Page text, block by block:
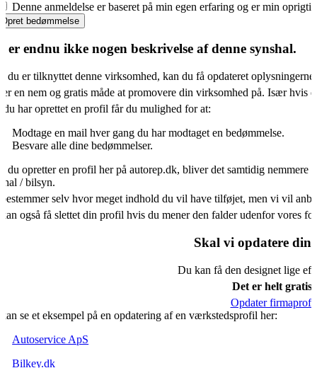
Denne anmeldelse er baseret på min egen erfaring og er min
Opret bedømmelse
er endnu ikke nogen beskrivelse af denne synshal.
du er tilknyttet denne virksomhed, kan du få opdateret oplysningerne.
er en nem og gratis måde at promovere din virksomhed på. Især hvis
du har oprettet en profil får du mulighed for at:
Modtage en mail hver gang du har modtaget en bedømmelse.
Besvare alle dine bedømmelser.
du opretter en profil her på autorep.dk, bliver det samtidig nemmere
/ bilsyn.
selv hvor meget indhold du vil have tilføjet, men vi vil
også få slettet din profil hvis du mener den falder udenfor vores
Skal vi opdatere din
Du kan få den designet lige
Det er helt gratis.
Opdater firmaprofil
se et eksempel på en opdatering af en værkstedsprofil her:
Autoservice ApS
Bilkey.dk